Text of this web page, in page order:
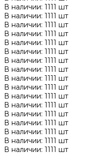
В наличии: 1111 шт
В наличии: 1111 шт
В наличии: 1111 шт
В наличии: 1111 шт
В наличии: 1111 шт
В наличии: 1111 шт
В наличии: 1111 шт
В наличии: 1111 шт
В наличии: 1111 шт
В наличии: 1111 шт
В наличии: 1111 шт
В наличии: 1111 шт
В наличии: 1111 шт
В наличии: 1111 шт
В наличии: 1111 шт
В наличии: 1111 шт
В наличии: 1111 шт